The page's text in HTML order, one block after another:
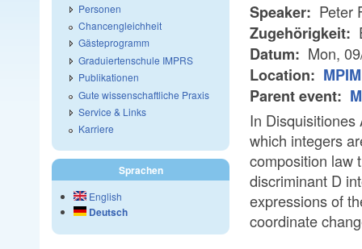
Speaker: Peter
Zugehörigkeit:
Datum: Mon,
Location:
Parent event:
In
which integers
composition law
discriminant D
expressions of
coordinate
Personen
Chancengleichheit
Gästeprogramm
Graduiertenschule IMPRS
Publikationen
Gute wissenschaftliche Praxis
Service & Links
Karriere
Sprachen
English
Deutsch